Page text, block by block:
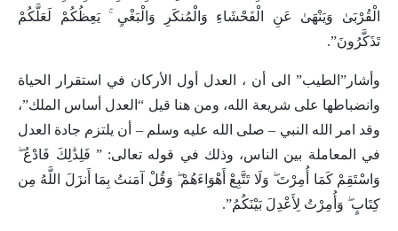
الْقُرْبَىٰ وَيَنْهَىٰ عَنِ الْفَحْشَاءِ وَالْمُنكَرِ وَالْبَغْيِ ۚ يَعِظُكُمْ لَعَلَّكُمْ
تَذَكَّرُونَ”.
وأشار”الطيب” الى أن ، العدل أول الأركان في استقرار الحياة
وانضباطها على شريعة الله، ومن هنا قيل “العدل أساس الملك”،
وقد امر الله النبي – صلى الله عليه وسلم – أن يلتزم جادة العدل
في المعاملة بين الناس، وذلك في قوله تعالى: ” فَلِذَٰلِكَ فَادْعُ ۖ
وَاسْتَقِمْ كَمَا أُمِرْتَ ۖ وَلَا تَتَّبِعْ أَهْوَاءَهُمْ ۖ وَقُلْ آمَنتُ بِمَا أَنزَلَ اللَّهُ مِن
كِتَابٍ ۖ وَأُمِرْتُ لِأَعْدِلَ بَيْنَكُمُ”.